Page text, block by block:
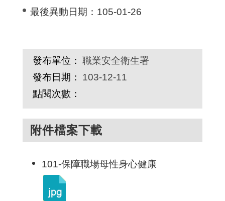
最後異動日期： 105-01-26
發布單位： 職業安全衛生署
發布日期：
103-12-11
點閱次數：
附件檔案下載
101-保障職場母性身心健康